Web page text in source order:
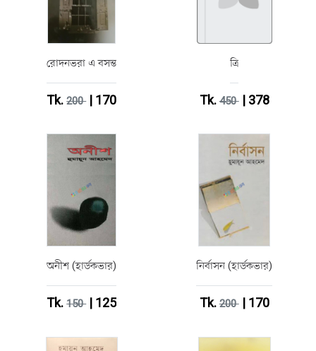
রোদনভরা এ বসন্ত
Tk.200| 170
ত্রি
Tk.450| 378
অনীশ (হার্ডকভার)
Tk.150| 125
নির্বাসন (হার্ডকভার)
Tk.200| 170